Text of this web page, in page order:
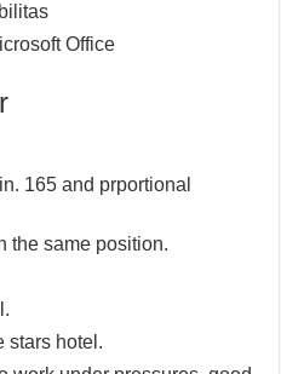
Office
165 and prportional
the same position.
stars hotel.